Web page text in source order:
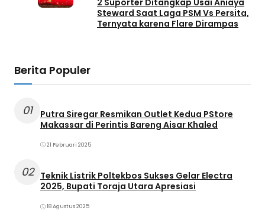
2 Suporter Ditangkap Usai Aniaya
Steward Saat Laga PSM Vs Persita,
Ternyata karena Flare Dirampas
Berita Populer
01
Putra Siregar Resmikan Outlet Kedua PStore
Makassar di Perintis Bareng Aisar Khaled
21 Februari 2025
02
Teknik Listrik Poltekbos Sukses Gelar Electra
2025, Bupati Toraja Utara Apresiasi
18 Agustus 2025